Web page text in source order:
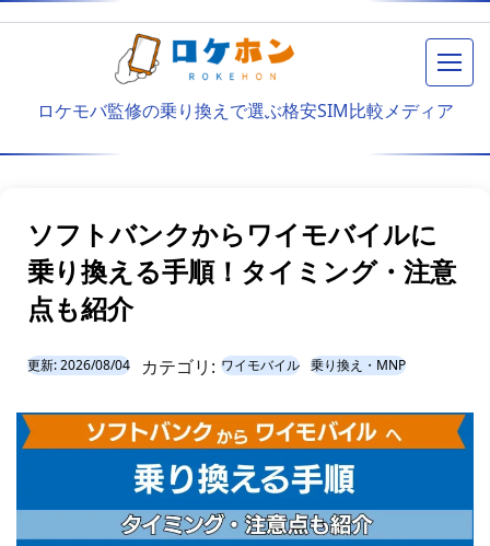
メニ
ロケモバ監修の乗り換えで選ぶ格安SIM比較メディア
ソフトバンクからワイモバイルに
乗り換える手順！タイミング・注意
点も紹介
更新:2026/08/04 カテゴリ: ワイモバイル 乗り換え・MNP